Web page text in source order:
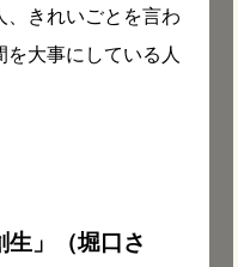
、きれいごとを言わ
を大事にしている人
生」（堀口さ